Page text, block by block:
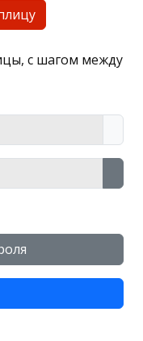
с шагом между